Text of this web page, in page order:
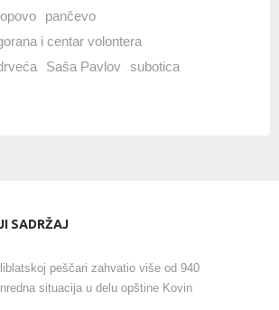
pančevo
i centar volontera
Saša Pavlov subotica
SADRŽAJ
peščari zahvatio više od 940
situacija u delu opštine Kovin